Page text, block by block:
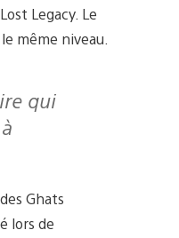
Legacy. Le
même niveau.
Ghats
lors de